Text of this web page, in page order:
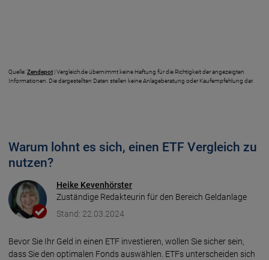
Quelle:Zendepot | Vergleich.de übernimmt keine Haftung für die Richtigkeit der angezeigten
Informationen. Die dargestellten Daten stellen keine Anlageberatung oder Kaufempfehlung dar.
Warum lohnt es sich, einen ETF Vergleich zu
nutzen?
Heike Kevenhörster
Zuständige Redakteurin für den Bereich Geldanlage
Stand: 22.03.2024
Bevor Sie Ihr Geld in einen ETF inves­tieren, wollen Sie sicher sein,
dass Sie den opti­malen Fonds auswählen. ETFs unter­schei­den sich